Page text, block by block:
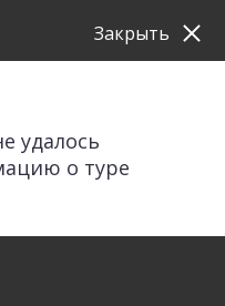
удалось
о туре
Закрыть